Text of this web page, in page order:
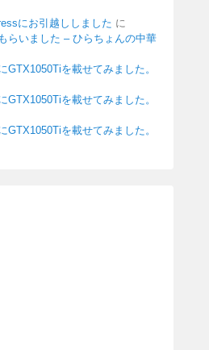
にお引越ししました に
らいました – ひらちょんの中華
GTX1050Tiを載せてみました。
GTX1050Tiを載せてみました。
GTX1050Tiを載せてみました。